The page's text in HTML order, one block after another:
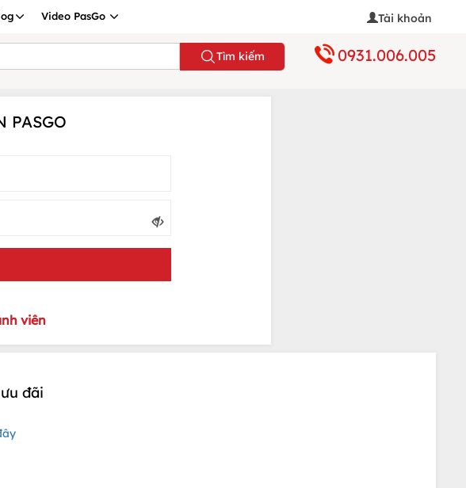
Video PasGo Tài khoản
Tìm kiếm 0931.006.005
PASGO
viên
đãi